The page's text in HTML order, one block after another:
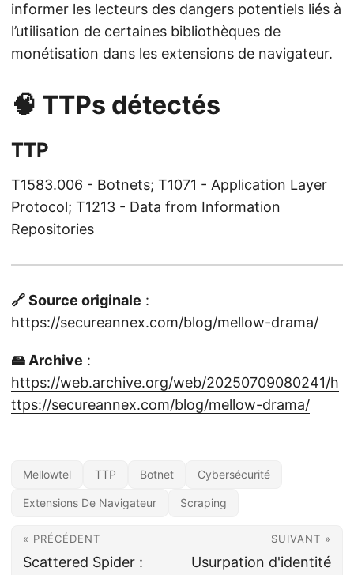
informer les lecteurs des dangers potentiels liés à
l’utilisation de certaines bibliothèques de
monétisation dans les extensions de navigateur.
🧠 TTPs détectés
TTP
T1583.006 - Botnets; T1071 - Application Layer
Protocol; T1213 - Data from Information
Repositories
🔗 Source originale :
https://secureannex.com/blog/mellow-drama/
🖴 Archive :
https://web.archive.org/web/20250709080241/h
ttps://secureannex.com/blog/mellow-drama/
Mellowtel TTP Botnet Cybersécurité
Extensions De Navigateur Scraping
« PRÉCÉDENT
Scattered Spider :
SUIVANT »
Usurpation d'identité